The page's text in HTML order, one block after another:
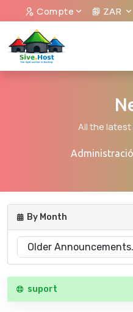
Compte ZAR
All the
Administració
By Month
suport